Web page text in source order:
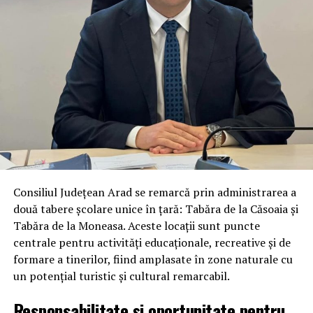
Consiliul Județean Arad se remarcă prin administrarea a
două tabere școlare unice în țară: Tabăra de la Căsoaia și
Tabăra de la Moneasa. Aceste locații sunt puncte
centrale pentru activități educaționale, recreative și de
formare a tinerilor, fiind amplasate în zone naturale cu
un potențial turistic și cultural remarcabil.